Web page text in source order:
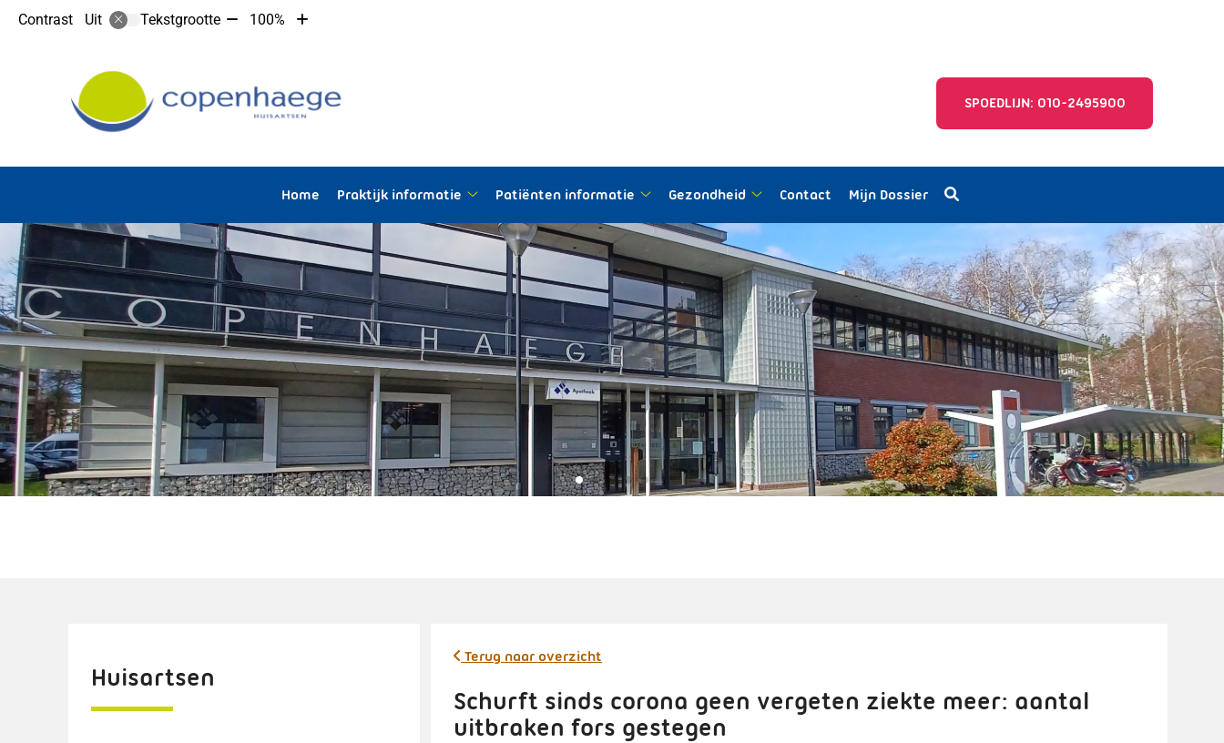
Contrast Uit Tekstgrootte Tekst100%
Tekst
SPOEDLIJN: 010-2495900
Home
Praktijk informatie
informatie
submenu
Patiënten informatie
informatie
submenu
Gezondheid
submenu
Contact Mijn Dossier
Terug naar overzicht
Schurft sinds corona geen vergeten ziekte meer: aantal
uitbraken fors gestegen
Huisartsen